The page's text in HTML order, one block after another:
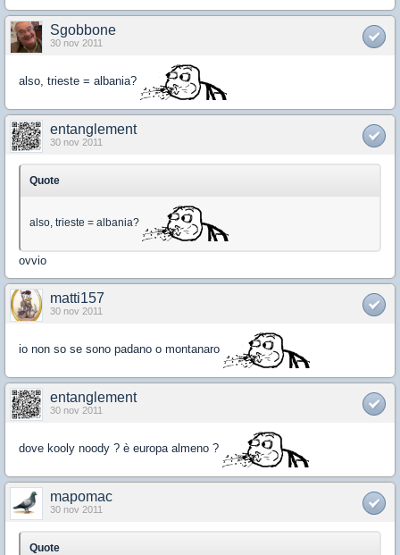
Sgobbone
30 nov 2011
also, trieste = albania?
entanglement
30 nov 2011
Quote
also, trieste = albania?
ovvio
matti157
30 nov 2011
io non so se sono padano o montanaro
entanglement
30 nov 2011
dove kooly noody ? è europa almeno ?
mapomac
30 nov 2011
Quote